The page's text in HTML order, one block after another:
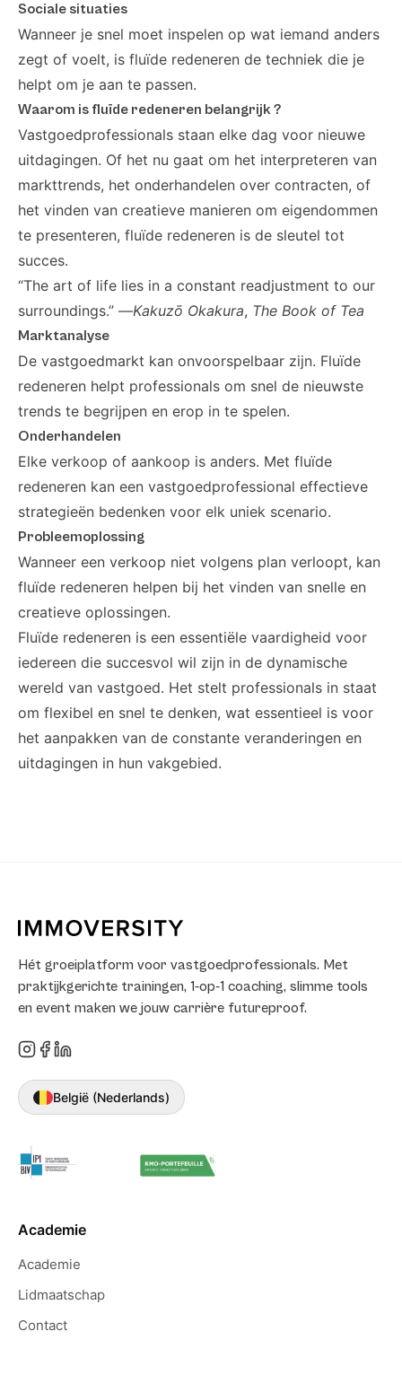
Sociale situaties
Wanneer je snel moet inspelen op wat iemand anders
zegt of voelt, is fluïde redeneren de techniek die je
helpt om je aan te passen.
Waarom is fluïde redeneren belangrijk ?
Vastgoedprofessionals staan elke dag voor nieuwe
uitdagingen. Of het nu gaat om het interpreteren van
markttrends, het onderhandelen over contracten, of
het vinden van creatieve manieren om eigendommen
te presenteren, fluïde redeneren is de sleutel tot
succes.
“The art of life lies in a constant readjustment to our
surroundings.” —Kakuzō Okakura, The Book of Tea
Marktanalyse
De vastgoedmarkt kan onvoorspelbaar zijn. Fluïde
redeneren helpt professionals om snel de nieuwste
trends te begrijpen en erop in te spelen.
Onderhandelen
Elke verkoop of aankoop is anders. Met fluïde
redeneren kan een vastgoedprofessional effectieve
strategieën bedenken voor elk uniek scenario.
Probleemoplossing
Wanneer een verkoop niet volgens plan verloopt, kan
fluïde redeneren helpen bij het vinden van snelle en
creatieve oplossingen.
Fluïde redeneren is een essentiële vaardigheid voor
iedereen die succesvol wil zijn in de dynamische
wereld van vastgoed. Het stelt professionals in staat
om flexibel en snel te denken, wat essentieel is voor
het aanpakken van de constante veranderingen en
uitdagingen in hun vakgebied.
Hét groeiplatform voor vastgoedprofessionals. Met
praktijkgerichte trainingen, 1-op-1 coaching, slimme tools
en event maken we jouw carrière futureproof.
België (Nederlands)
Academie
Academie
Lidmaatschap
Contact